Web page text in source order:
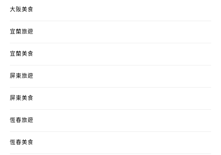
大阪美食
宜蘭旅遊
宜蘭美食
屏東旅遊
屏東美食
恆春旅遊
恆春美食